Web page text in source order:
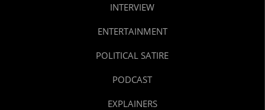
INTERVIEW
ENTERTAINMENT
POLITICAL SATIRE
PODCAST
EXPLAINERS